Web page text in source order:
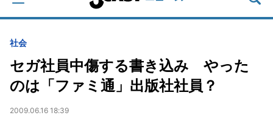
社会
セガ社員中傷する書き込み やった
のは「ファミ通」出版社社員？
2009.06.16 18:39